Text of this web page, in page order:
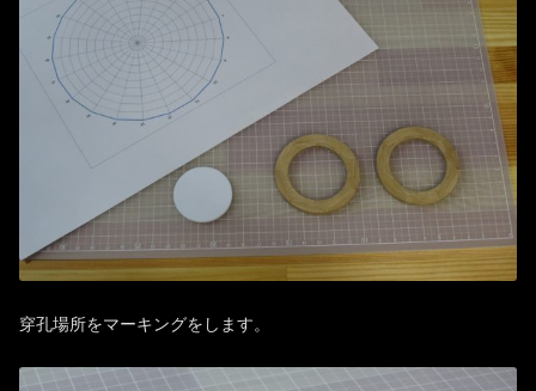
穿孔場所をマーキングをします。